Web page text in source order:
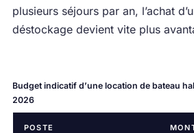
plusieurs séjours par an, l’achat
déstockage devient vite plus
Budget indicatif d’une location de bateau
2026
POSTE